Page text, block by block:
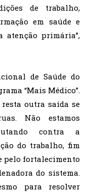
de trabalho,
em saúde e
atenção primária”,
de Saúde do
“Mais Médico”.
resta outra saída se
Não estamos
contra a
do trabalho, fim
pelo fortalecimento
do sistema.
para resolver